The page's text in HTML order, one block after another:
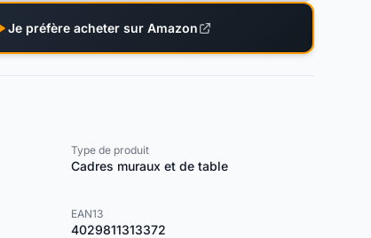
Je préfère acheter sur Amazon
Type de produit
Cadres muraux et de table
EAN13
4029811313372